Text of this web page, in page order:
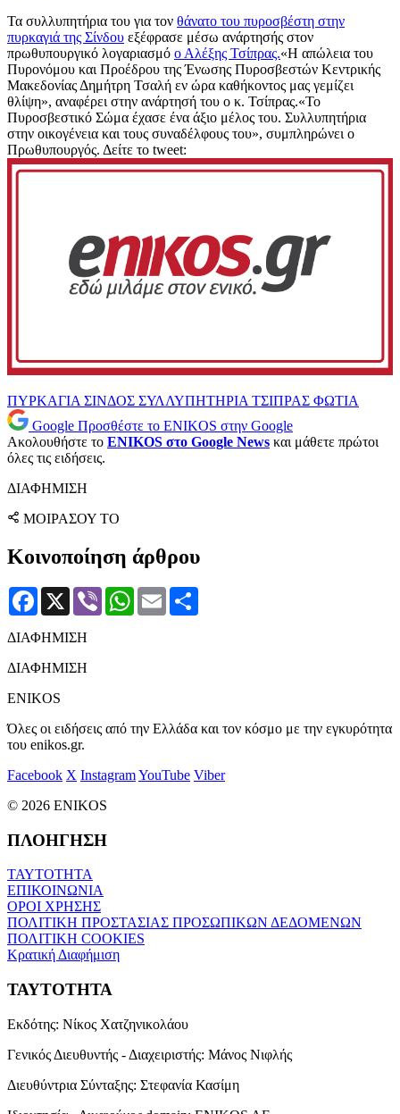
Τα συλλυπητήρια του για τον θάνατο του πυροσβέστη στην
πυρκαγιά της Σίνδου εξέφρασε μέσω ανάρτησής στον
πρωθυπουργικό λογαριασμό ο Αλέξης Τσίπρας.«Η απώλεια του
Πυρονόμου και Προέδρου της Ένωσης Πυροσβεστών Κεντρικής
Μακεδονίας Δημήτρη Τσαλή εν ώρα καθήκοντος μας γεμίζει
θλίψη», αναφέρει στην ανάρτησή του ο κ. Τσίπρας.«Το
Πυροσβεστικό Σώμα έχασε ένα άξιο μέλος του. Συλλυπητήρια
στην οικογένεια και τους συναδέλφους του», συμπληρώνει ο
Πρωθυπουργός. Δείτε το tweet:
ΠΥΡΚΑΓΙΑ ΣΙΝΔΟΣ ΣΥΛΛΥΠΗΤΗΡΙΑ ΤΣΙΠΡΑΣ ΦΩΤΙΑ
Google Προσθέστε το ENIKOS στην Google
Ακολουθήστε το ENIKOS στο Google News και μάθετε πρώτοι
όλες τις ειδήσεις.
ΔΙΑΦΗΜΙΣΗ
ΜΟΙΡΑΣΟΥ ΤΟ
Κοινοποίηση άρθρου
Facebook
X Viber WhatsApp
Email
ΔΙΑΦΗΜΙΣΗ
ΔΙΑΦΗΜΙΣΗ
ENIKOS
Όλες οι ειδήσεις από την Ελλάδα και τον κόσμο με την εγκυρότητα
του enikos.gr.
Facebook X InstagramYouTube Viber
© 2026 ENIKOS
ΠΛΟΗΓΗΣΗ
ΤΑΥΤΟΤΗΤΑ
ΕΠΙΚΟΙΝΩΝΙΑ
ΟΡΟΙ ΧΡΗΣΗΣ
ΠΟΛΙΤΙΚΗ ΠΡΟΣΤΑΣΙΑΣ ΠΡΟΣΩΠΙΚΩΝ ΔΕΔΟΜΕΝΩΝ
ΠΟΛΙΤΙΚΗ COOKIES
Κρατική Διαφήμιση
ΤΑΥΤΟΤΗΤΑ
Εκδότης: Νίκος Χατζηνικολάου
Γενικός Διευθυντής - Διαχειριστής: Μάνος Νιφλής
Διευθύντρια Σύνταξης: Στεφανία Κασίμη